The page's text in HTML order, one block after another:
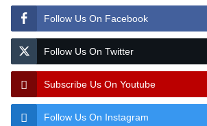
Follow Us On Facebook
Follow Us On Twitter
Subscribe Us On Youtube
Follow Us On Instagram